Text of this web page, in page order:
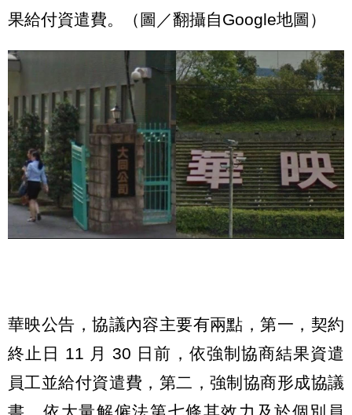
果給付資遣費。（圖／翻攝自Google地圖）
華映公告，協議內容主要有兩點，第一，契約
終止日 11 月 30 日前，依強制協商結果資遣
員工並給付資遣費，第二，強制協商形成協議
書，依大量解僱法第七條其效力及於個別員